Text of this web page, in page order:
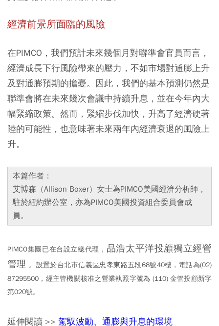
經濟前景所面臨的風險
在PIMCO，我們預計未來幾個月對聯準會官員而言，
經濟成長下行風險帶來的壓力，不如市場對通膨上升
及對通膨預期的擔憂。因此，我們的基本預測仍然是
聯準會將在未來幾次會議中持續升息，並在今年內大
幅緊縮政策。然而，緊縮步伐加快，升高了經濟硬著
陸的可能性，也意味著未來兩年內經濟衰退的風險上
升。
本篇作者：
艾博森（Allison Boxer）女士為PIMCO美國經濟分析師，
駐於紐約辦公室，亦為PIMCO美國投資組合委員會成
員。
PIMCO集團已在台設立總代理 ， 品浩太平洋投顧獨立經營
管理 。設置於台北市信義區忠孝東路五段68號40樓，電話為(02)
87295500，經主管機關核准之營業執照字號為 (110) 金管投顧新字
第020號。
延伸閱讀 >> 駕馭波動、通膨與升息的環境